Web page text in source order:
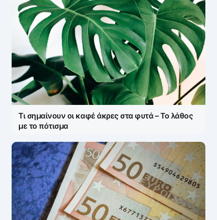
Τι σημαίνουν οι καφέ άκρες στα φυτά – Το λάθος
με το πότισμα